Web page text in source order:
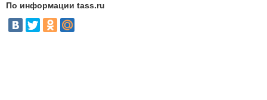
По информации tass.ru